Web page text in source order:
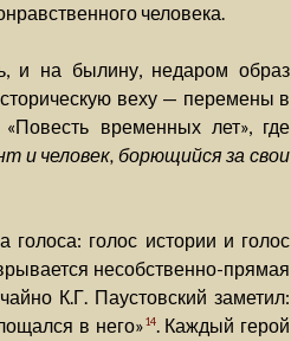
человека.
и на былину, недаром образ
веху — перемены в
временных лет», где
и человек, борющийся за свои
голоса: голос истории и голос
несобственно-прямая
К.Г. Паустовский заметил:
в него»14. Каждый герой